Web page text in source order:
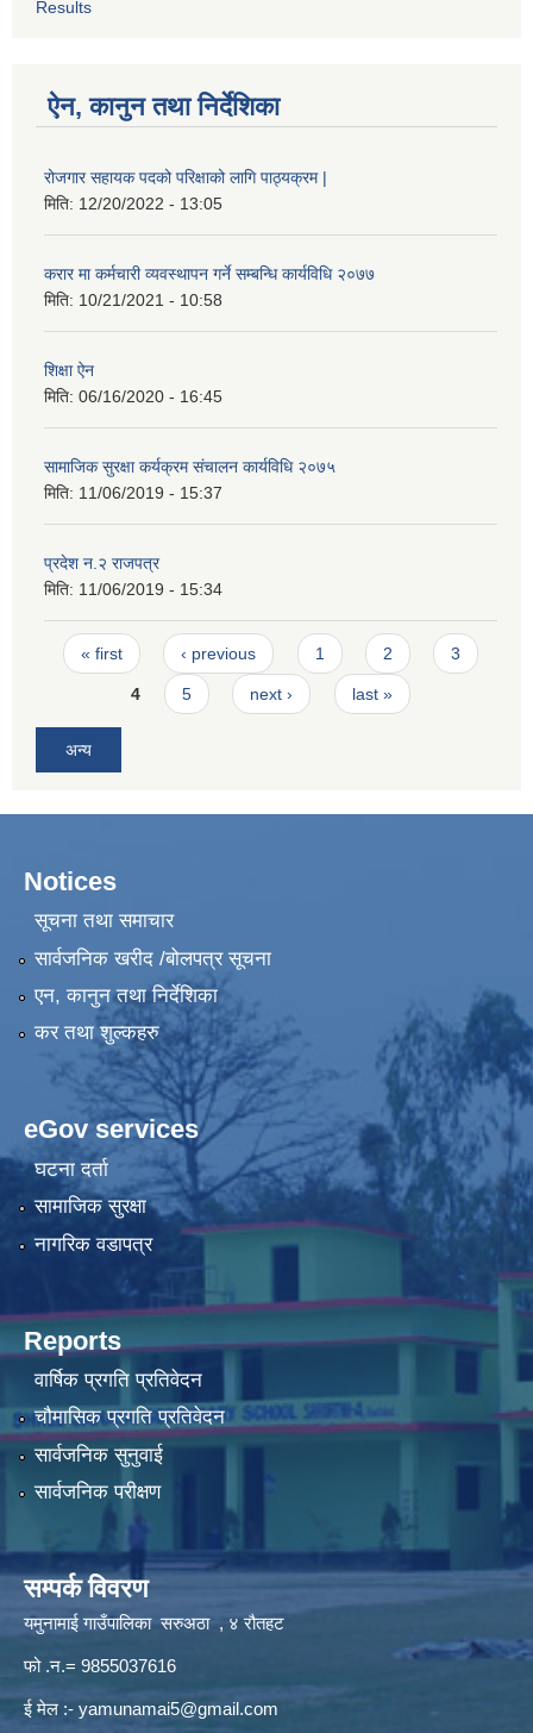
Results
ऐन, कानुन तथा निर्देशिका
रोजगार सहायक पदको परिक्षाको लागि पाठ्यक्रम |
मिति: 12/20/2022 - 13:05
करार मा कर्मचारी व्यवस्थापन गर्ने सम्बन्धि कार्यविधि २०७७
मिति: 10/21/2021 - 10:58
शिक्षा ऐन
मिति: 06/16/2020 - 16:45
सामाजिक सुरक्षा कर्यक्रम संचालन कार्यविधि २०७५
मिति: 11/06/2019 - 15:37
प्रदेश न.२ राजपत्र
मिति: 11/06/2019 - 15:34
Pages
« first ‹ previous 1 2 3
4 5 next › last »
अन्य
Notices
सूचना तथा समाचार
सार्वजनिक खरीद /बोलपत्र सूचना
एन, कानुन तथा निर्देशिका
कर तथा शुल्कहरु
eGov services
घटना दर्ता
सामाजिक सुरक्षा
नागरिक वडापत्र
Reports
वार्षिक प्रगति प्रतिवेदन
चौमासिक प्रगति प्रतिवेदन
सार्वजनिक सुनुवाई
सार्वजनिक परीक्षण
सम्पर्क विवरण
यमुनामाई गाउँपालिका सरुअठा , ४ रौतहट
फो .न.= 9855037616
ई मेल :- yamunamai5@gmail.com